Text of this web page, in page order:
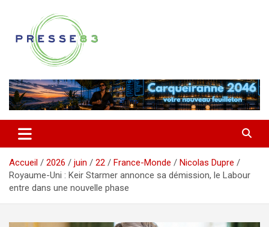
contenu
Presse 83
Accueil 2026 juin 22 France-Monde
Nicolas Dupre
Royaume-Uni : Keir Starmer annonce sa démission, le Labour
entre dans une nouvelle phase